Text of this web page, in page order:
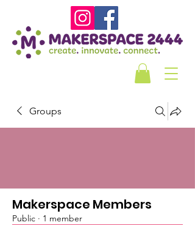
Groups
Makerspace Members
Public · 1 member